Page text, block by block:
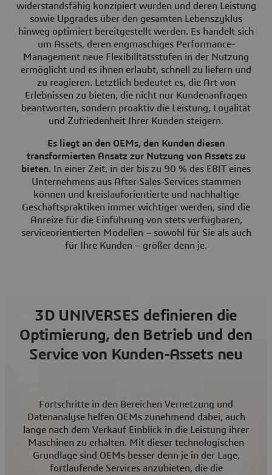
widerstandsfähig konzipiert wurden und deren Leistung
sowie Upgrades über den gesamten Lebenszyklus
hinweg optimiert bereitgestellt werden. Es handelt sich
um Assets, deren engmaschiges Performance-
Management neue Flexibilitätsstufen in der Nutzung
ermöglicht und es ihnen erlaubt, schnell zu liefern und
zu reagieren. Letztlich bedeutet es, die Art von
Erlebnissen zu bieten, die nicht nur Kundenanfragen
beantworten, sondern proaktiv die Leistung, Loyalität
und Zufriedenheit Ihrer Kunden steigern.
Es liegt an den OEMs, den Kunden diesen
transformierten Ansatz zur Nutzung von Assets zu
bieten. In einer Zeit, in der bis zu 90 % des EBIT eines
Unternehmens aus After-Sales-Services stammen
können und kreislauforientierte und nachhaltige
Geschäftspraktiken immer wichtiger werden, sind die
Anreize für die Einführung von stets verfügbaren,
serviceorientierten Modellen – sowohl für Sie als auch
für Ihre Kunden – größer denn je.
3D UNIVERSES definieren die
Optimierung, den Betrieb und den
Service von Kunden-Assets neu
Fortschritte in den Bereichen Vernetzung und
Datenanalyse helfen OEMs zunehmend dabei, auch
lange nach dem Verkauf Einblick in die Leistung ihrer
Maschinen zu erhalten. Mit dieser technologischen
Grundlage sind OEMs besser denn je in der Lage,
fortlaufende Services anzubieten, die die